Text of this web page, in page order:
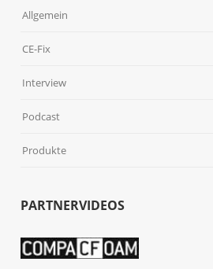
Allgemein
CE-Fix
Interview
Podcast
Produkte
PARTNERVIDEOS